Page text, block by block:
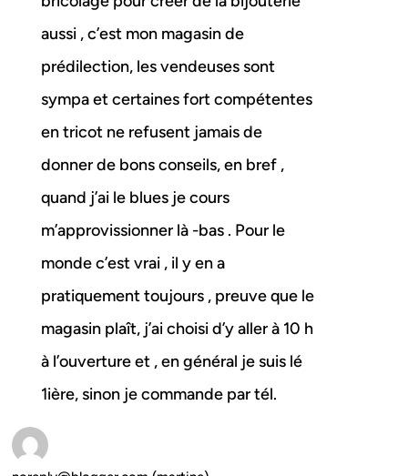
aussi , c’est mon magasin de
prédilection, les vendeuses sont
sympa et certaines fort compétentes
en tricot ne refusent jamais de
donner de bons conseils, en bref ,
quand j’ai le blues je cours
m’approvissionner là -bas . Pour le
monde c’est vrai , il y en a
pratiquement toujours , preuve que le
magasin plaît, j’ai choisi d’y aller à 10 h
à l’ouverture et , en général je suis lé
1ière, sinon je commande par tél.